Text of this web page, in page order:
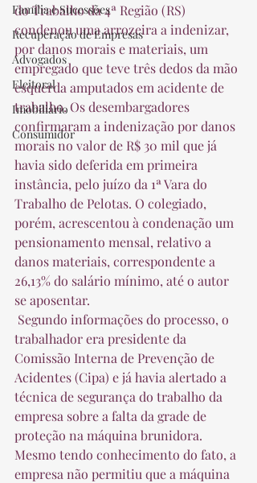
Família e Sucessões
Recuperação de Empresas
Advogados
Eleitoral
Imobiliário
Consumidor
do Trabalho da 4ª Região (RS)
condenou uma arrozeira a indenizar,
por danos morais e materiais, um
empregado que teve três dedos da mão
esquerda amputados em acidente de
trabalho. Os desembargadores
confirmaram a indenização por danos
morais no valor de R$ 30 mil que já
havia sido deferida em primeira
instância, pelo juízo da 1ª Vara do
Trabalho de Pelotas. O colegiado,
porém, acrescentou à condenação um
pensionamento mensal, relativo a
danos materiais, correspondente a
26,13% do salário mínimo, até o autor
se aposentar.
trabalhador era presidente da
Comissão Interna de Prevenção de
Acidentes (Cipa) e já havia alertado a
técnica de segurança do trabalho da
empresa sobre a falta da grade de
proteção na máquina brunidora.
Mesmo tendo conhecimento do fato, a
empresa não permitiu que a máquina